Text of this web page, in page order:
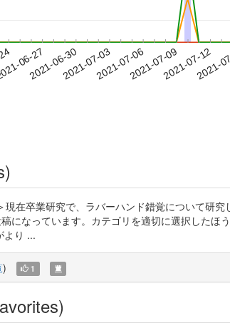
06-27
2021-06-302021-07-032021-07-062021-07-092021-07-12
2021-
在卒業研究で、ラバーハンド錯覚について研
になっています。カテゴリを適切に選択した
より ...
) 1